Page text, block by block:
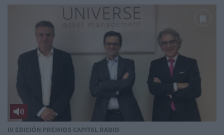
IV EDICIÓN PREMIOS CAPITAL RADIO